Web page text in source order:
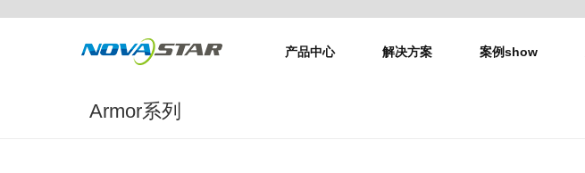
产品中心 解决方案 案例show
Armor系列